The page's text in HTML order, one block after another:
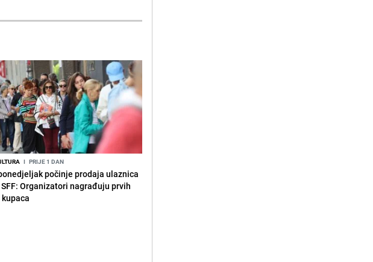
I PRIJE 1 DAN
počinje prodaja ulaznica
SFF: Organizatori nagrađuju prvih
kupaca